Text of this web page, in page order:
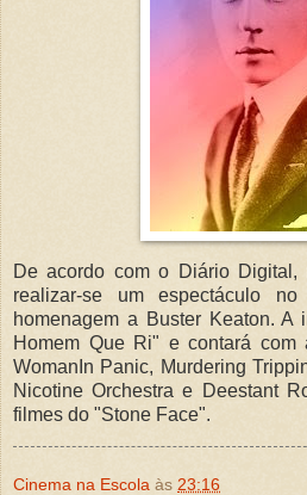
De acordo com o Diário
realizar-se um espectáculo
homenagem a Buster Keaton. A
Homem Que Ri" e contará com
WomanIn Panic, Murdering
Nicotine Orchestra e Deestant
filmes do "Stone Face".
Cinema na Escola às 23:16